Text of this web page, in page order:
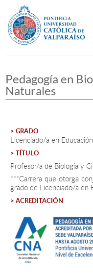
Investigación,
PUCV Internacional
Admisión
Pregrado
Postgrado
Estudiantes
Académicos
Pedagogía en
Naturales
> GRADO
Licenciado/a en
> TÍTULO
Profesor/a de Biología y
***Carrera que otorga
grado de Licenciado/a en
> ACREDITACIÓN